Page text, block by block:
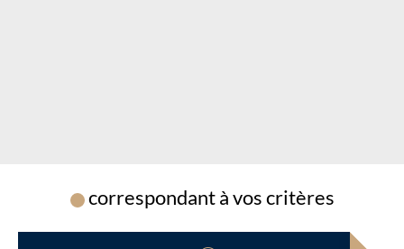
Chargement...
correspondant à vos critères